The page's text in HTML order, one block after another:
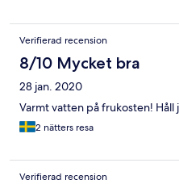
Verifierad recension
8/10 Mycket bra
28 jan. 2020
Varmt vatten på frukosten! Håll
2 nätters resa
Verifierad recension